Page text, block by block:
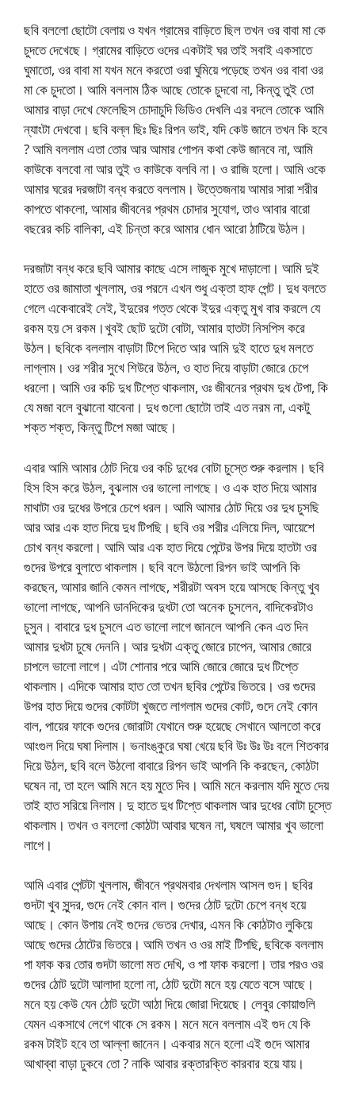
ছবি বললো ছোটো বেলায় ও যখন গ্রামের বাড়িতে ছিল তখন ওর বাবা মা কে
চুদতে দেখেছে। গ্রামের বাড়িতে ওদের একটাই ঘর তাই সবাই একসাতে
ঘুমাতো, ওর বাবা মা যখন মনে করতো ওরা ঘুমিয়ে পড়েছে তখন ওর বাবা ওর
মা কে চুদতো। আমি বললাম ঠিক আছে তোকে চুদবো না, কিন্তু তুই তো
আমার বাড়া দেখে ফেলেছিস চোদাচুদি ভিডিও দেখলি এর বদলে তোকে আমি
ন্যাংটা দেখবো। ছবি বল্ল ছিঃ ছিঃ রিপন ভাই, যদি কেউ জানে তখন কি হবে
? আমি বললাম এতা তোর আর আমার গোপন কথা কেউ জানবে না, আমি
কাউকে বলবো না আর তুই ও কাউকে বলবি না। ও রাজি হলো। আমি ওকে
আমার ঘরের দরজাটা বন্ধ করতে বললাম। উত্তেজনায় আমার সারা শরীর
কাপতে থাকলো, আমার জীবনের প্রথম চোদার সুযোগ, তাও আবার বারো
বছরের কচি বালিকা, এই চিন্তা করে আমার ধোন আরো ঠাটিয়ে উঠল।
দরজাটা বন্ধ করে ছবি আমার কাছে এসে লাজুক মুখে দাড়ালো। আমি দুই
হাতে ওর জামাতা খুললাম, ওর পরনে এখন শুধু এক্তা হাফ পেন্ট। দুধ বলতে
গেলে একেবারেই নেই, ইদুরের গত্ত থেকে ইদুর এক্তু মুখ বার করলে যে
রকম হয় সে রকম।খুবই ছোট দুটো বোটা, আমার হাতটা নিসপিস করে
উঠল। ছবিকে বললাম বাড়াটা টিপে দিতে আর আমি দুই হাতে দুধ মলতে
লাগ্লাম। ওর শরীর সুখে শিউরে উঠল, ও হাত দিয়ে বাড়াটা জোরে চেপে
ধরলো। আমি ওর কচি দুধ টিপ্তে থাকলাম, ওঃ জীবনের প্রথম দুধ টেপা, কি
যে মজা বলে বুঝানো যাবেনা। দুধ গুলো ছোটো তাই এত নরম না, একটু
শক্ত শক্ত, কিন্তু টিপে মজা আছে।
এবার আমি আমার ঠোট দিয়ে ওর কচি দুধের বোটা চুস্তে শুরু করলাম। ছবি
হিস হিস করে উঠল, বুঝলাম ওর ভালো লাগছে। ও এক হাত দিয়ে আমার
মাথাটা ওর দুধের উপরে চেপে ধরল। আমি আমার ঠোট দিয়ে ওর দুধ চুসছি
আর আর এক হাত দিয়ে দুধ টিপছি। ছবি ওর শরীর এলিয়ে দিল, আয়েশে
চোখ বন্ধ করলো। আমি আর এক হাত দিয়ে পেন্টের উপর দিয়ে হাতটা ওর
গুদের উপরে বুলাতে থাকলাম। ছবি বলে উঠলো রিপন ভাই আপনি কি
করছেন, আমার জানি কেমন লাগছে, শরীরটা অবস হয়ে আসছে কিন্তু খুব
ভালো লাগছে, আপনি ডানদিকের দুধটা তো অনেক চুসলেন, বাদিকেরটাও
চুসুন। বাবারে দুধ চুসলে এত ভালো লাগে জানলে আপনি কেন এত দিন
আমার দুধটা চুষে দেননি। আর দুধটা এক্তু জোরে চাপেন, আমার জোরে
চাপলে ভালো লাগে। এটা শোনার পরে আমি জোরে জোরে দুধ টিপ্তে
থাকলাম। এদিকে আমার হাত তো তখন ছবির পেন্টের ভিতরে। ওর গুদের
উপর হাত দিয়ে গুদের কোটটা খুজতে লাগলাম গুদের কোট, গুদে নেই কোন
বাল, পায়ের ফাকে গুদের জোরাটা যেখানে শুরু হয়েছে সেখানে আলতো করে
আংগুল দিয়ে ঘষা দিলাম। ভনাংঙ্কুরে ঘষা খেয়ে ছবি উঃ উঃ উঃ বলে শিতকার
দিয়ে উঠল, ছবি বলে উঠলো বাবারে রিপন ভাই আপনি কি করছেন, কোঠটা
ঘষেন না, তা হলে আমি মনে হয় মুতে দিব। আমি মনে করলাম যদি মুতে দেয়
তাই হাত সরিয়ে নিলাম। দু হাতে দুধ টিপ্তে থাকলাম আর দুধের বোটা চুস্তে
থাকলাম। তখন ও বললো কোঠটা আবার ঘষেন না, ঘষলে আমার খুব ভালো
লাগে।
আমি এবার পেন্টটা খুললাম, জীবনে প্রথমবার দেখলাম আসল গুদ। ছবির
গুদটা খুব সুন্দর, গুদে নেই কোন বাল। গুদের ঠোট দুটো চেপে বন্ধ হয়ে
আছে। কোন উপায় নেই গুদের ভেতর দেখার, এমন কি কোঠটাও লুকিয়ে
আছে গুদের ঠোটের ভিতরে। আমি তখন ও ওর মাই টিপছি, ছবিকে বললাম
পা ফাক কর তোর গুদটা ভালো মত দেখি, ও পা ফাক করলো। তার পরও ওর
গুদের ঠোট দুটো আলাদা হলো না, ঠোট দুটো মনে হয় যেতে বসে আছে।
মনে হয় কেউ যেন ঠোট দুটো আঠা দিয়ে জোরা দিয়েছে। লেবুর কোয়াগুলি
যেমন একসাথে লেগে থাকে সে রকম। মনে মনে বললাম এই গুদ যে কি
রকম টাইট হবে তা আল্লা জানেন। একবার মনে হলো এই গুদে আমার
আখাব্বা বাড়া ঢুকবে তো ? নাকি আবার রক্তারক্তি কারবার হয়ে যায়।